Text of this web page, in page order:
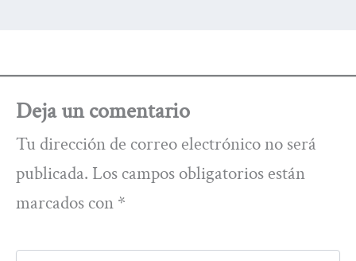
Deja un comentario
Tu dirección de correo electrónico no será
publicada. Los campos obligatorios están
marcados con *
Escribe